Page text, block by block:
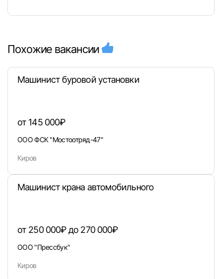
Вход в личный кабинет
E-mail или Телефон
Похожие вакансии
Машинист буровой установки
от 145 000₽
ООО ФСК "Мостоотряд-47"
Киров
Машинист крана автомобильного
от 250 000₽ до 270 000₽
ООО "Прессбук"
Киров